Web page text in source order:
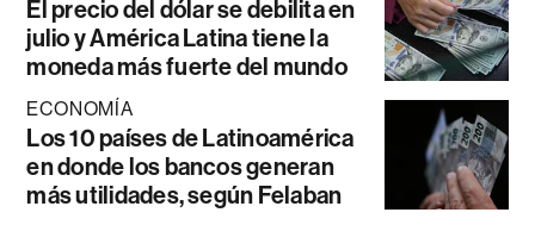
El precio del dólar se debilita en
julio y América Latina tiene la
moneda más fuerte del mundo
ECONOMÍA
Los 10 países de Latinoamérica
en donde los bancos generan
más utilidades, según Felaban